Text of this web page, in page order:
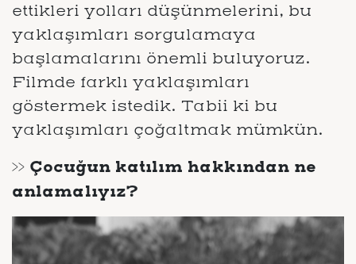
ettikleri yolları düşünmelerini, bu
yaklaşımları sorgulamaya
başlamalarını önemli buluyoruz.
Filmde farklı yaklaşımları
göstermek istedik. Tabii ki bu
yaklaşımları çoğaltmak mümkün.
>> Çocuğun katılım hakkından ne
anlamalıyız?